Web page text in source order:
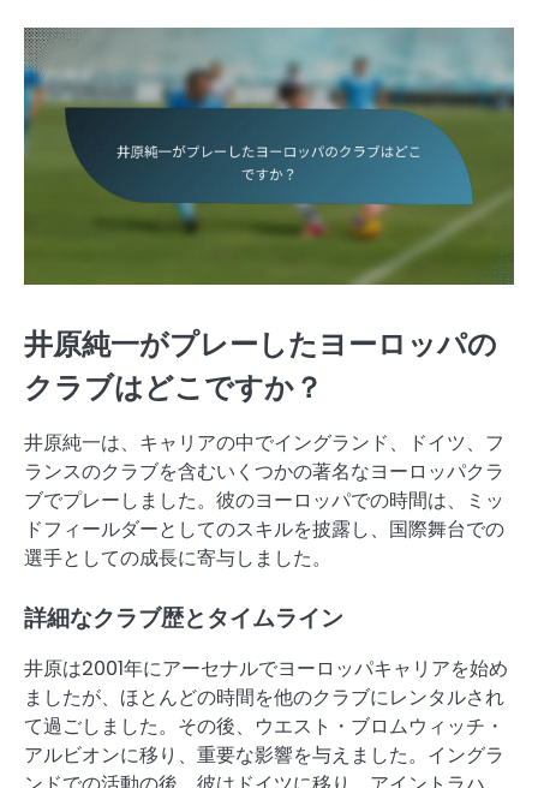
井原純一がプレーしたヨーロッパの
クラブはどこですか？
井原純一は、キャリアの中でイングランド、ドイツ、フ
ランスのクラブを含むいくつかの著名なヨーロッパクラ
ブでプレーしました。彼のヨーロッパでの時間は、ミッ
ドフィールダーとしてのスキルを披露し、国際舞台での
選手としての成長に寄与しました。
詳細なクラブ歴とタイムライン
井原は2001年にアーセナルでヨーロッパキャリアを始め
ましたが、ほとんどの時間を他のクラブにレンタルされ
て過ごしました。その後、ウエスト・ブロムウィッチ・
アルビオンに移り、重要な影響を与えました。イングラ